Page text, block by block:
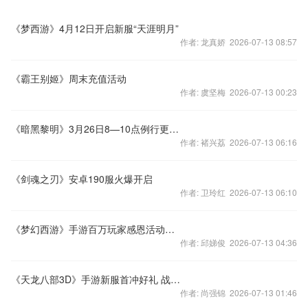
《梦西游》4月12日开启新服“天涯明月”
作者: 龙真娇 2026-07-13 08:57
《霸王别姬》周末充值活动
作者: 虞坚梅 2026-07-13 00:23
《暗黑黎明》3月26日8—10点例行更新维护公告
作者: 褚兴荔 2026-07-13 06:16
《剑魂之刃》安卓190服火爆开启
作者: 卫玲红 2026-07-13 06:10
《梦幻西游》手游百万玩家感恩活动火爆开启
作者: 邱娣俊 2026-07-13 04:36
《天龙八部3D》手游新服首冲好礼 战力大比拼
作者: 尚强锦 2026-07-13 01:46